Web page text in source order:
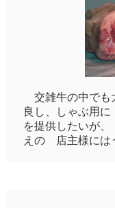
交雑牛の中でも
良し、しゃぶ
を提供したいが
えの 店主様には